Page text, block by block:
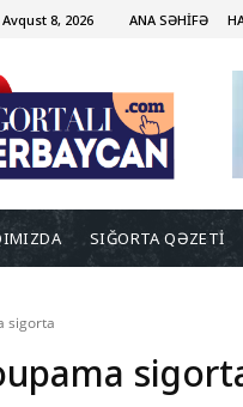
8, 2026 ANA SƏHİFƏ
SIĞORTA QƏZETİ
sigorta